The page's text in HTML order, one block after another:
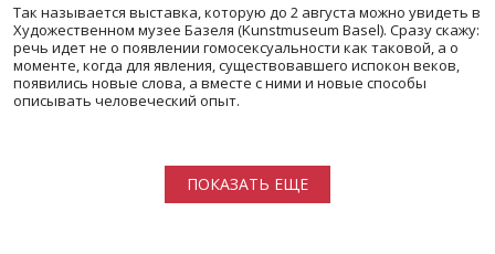
Так называется выставка, которую до 2 августа можно увидеть в
Художественном музее Базеля (Kunstmuseum Basel). Сразу скажу:
речь идет не о появлении гомосексуальности как таковой, а о
моменте, когда для явления, существовавшего испокон веков,
появились новые слова, а вместе с ними и новые способы
описывать человеческий опыт.
ПОКАЗАТЬ ЕЩЕ